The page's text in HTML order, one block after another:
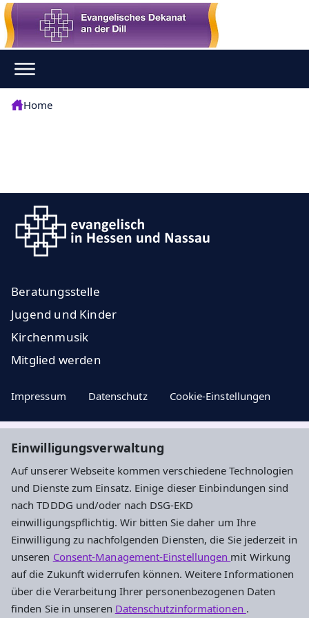
Einwilligungsverwaltung
Auf unserer Webseite kommen verschiedene Technologien
und Dienste zum Einsatz. Einige dieser Einbindungen sind
nach TDDDG und/oder nach DSG-EKD
einwilligungspflichtig. Wir bitten Sie daher um Ihre
Einwilligung zu nachfolgenden Diensten, die Sie jederzeit in
unseren Consent-Management-Einstellungen mit Wirkung
auf die Zukunft widerrufen können. Weitere Informationen
über die Verarbeitung Ihrer personenbezogenen Daten
finden Sie in unseren Datenschutzinformationen .
Home
Beratungsstelle
Jugend und Kinder
Kirchenmusik
Mitglied werden
Impressum Datenschutz Cookie-Einstellungen
Aktuelle Nachrichten, geistige Impulse ...
Newsletter entdecken
Evangelisches Dekanat an der Dill
Am Hintersand 15
35745 Herborn